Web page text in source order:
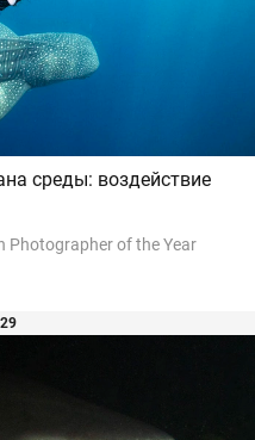
среды: воздействие
Photographer of the Year